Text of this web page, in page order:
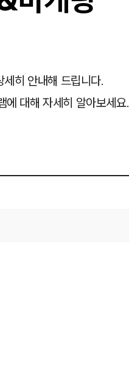
히 안내해 드립니다.
에 대해 자세히 알아보세요.